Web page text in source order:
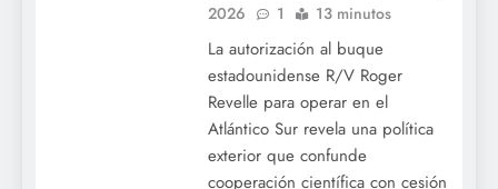
2026
1 13 minutos
La autorización al buque
estadounidense R/V Roger
Revelle para operar en el
Atlántico Sur revela una política
exterior que confunde
cooperación científica con cesión